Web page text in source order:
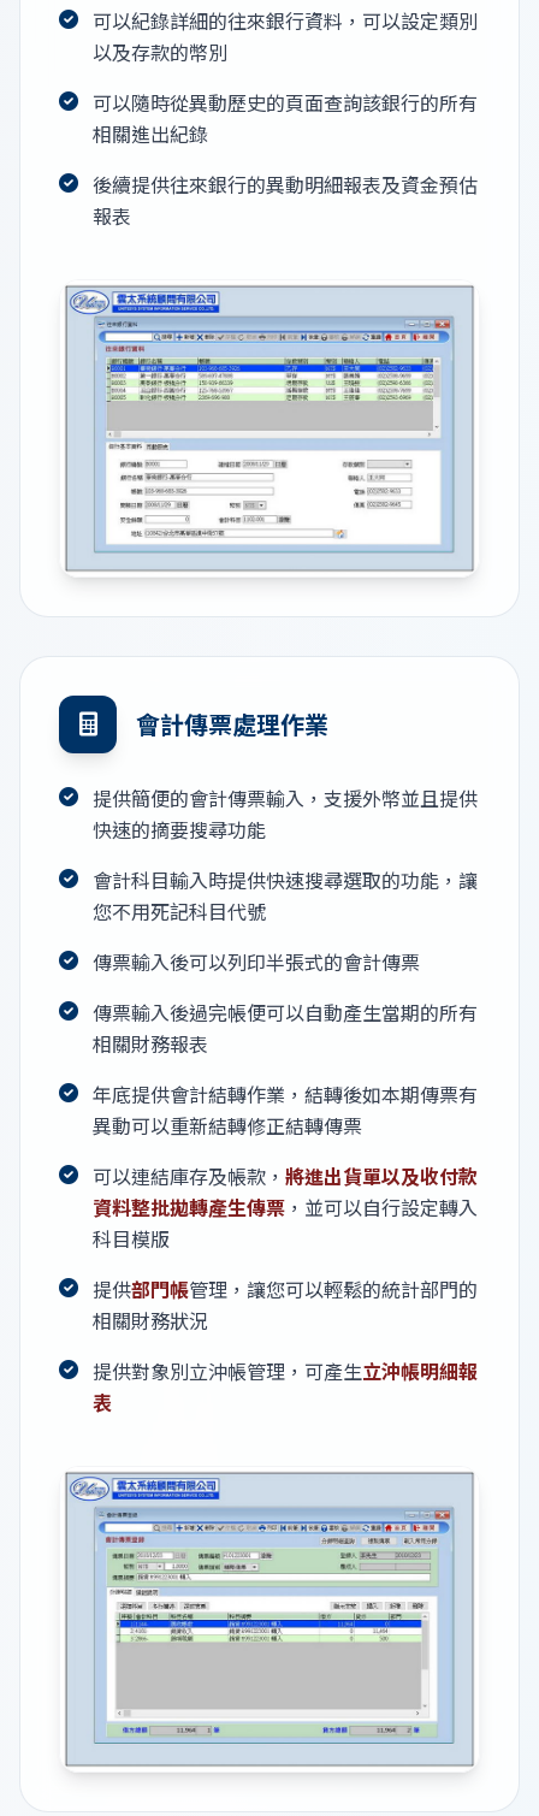
可以紀錄詳細的往來銀行資料，可以設定類別
以及存款的幣別
可以隨時從異動歷史的頁面查詢該銀行的所有
相關進出紀錄
後續提供往來銀行的異動明細報表及資金預估
報表
會計傳票處理作業
提供簡便的會計傳票輸入，支援外幣並且提供
快速的摘要搜尋功能
會計科目輸入時提供快速搜尋選取的功能，讓
您不用死記科目代號
傳票輸入後可以列印半張式的會計傳票
傳票輸入後過完帳便可以自動產生當期的所有
相關財務報表
年底提供會計結轉作業，結轉後如本期傳票有
異動可以重新結轉修正結轉傳票
可以連結庫存及帳款， 將進出貨單以及收付款
資料整批拋轉產生傳票 ，並可以自行設定轉入
科目模版
提供部門帳管理，讓您可以輕鬆的統計部門的
相關財務狀況
提供對象別立沖帳管理，可產生立沖帳明細報
表